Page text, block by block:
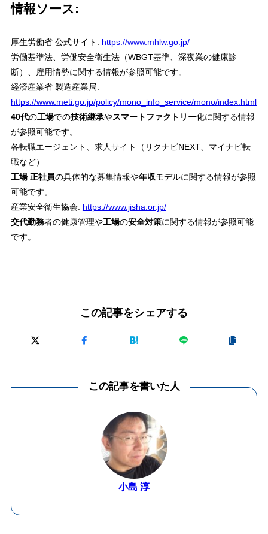
情報ソース:
厚生労働省 公式サイト: https://www.mhlw.go.jp/
労働基準法、労働安全衛生法（WBGT基準、深夜業の健康診
断）、雇用情勢に関する情報が参照可能です。
経済産業省 製造産業局:
https://www.meti.go.jp/policy/mono_info_service/mono/index.html
40代の工場での技術継承やスマートファクトリー化に関する情報
が参照可能です。
各転職エージェント、求人サイト（リクナビNEXT、マイナビ転
職など）
工場 正社員の具体的な募集情報や年収モデルに関する情報が参照
可能です。
産業安全衛生協会: https://www.jisha.or.jp/
交代勤務者の健康管理や工場の安全対策に関する情報が参照可能
です。
この記事をシェアする
この記事を書いた人
小島 淳